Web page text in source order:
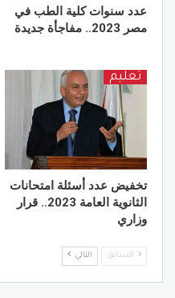
عدد سنوات كلية الطب في
مصر 2023.. مفاجأة جديدة
تعليم
تخفيض عدد أسئلة امتحانات
الثانوية العامة 2023.. قرار
وزاري
السابق التالي